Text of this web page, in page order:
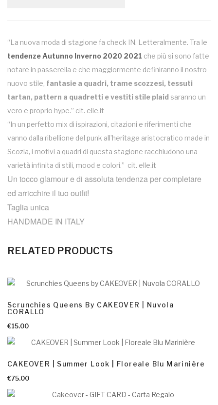
“La nuova moda di stagione fa check IN. Letteralmente. Tra le
tendenze Autunno Inverno 2020 2021 che più si sono fatte
notare in passerella e che maggiormente definiranno il nostro
nuovo stile, fantasie a quadri, trame scozzesi, tessuti
tartan, pattern a quadretti e vestiti stile plaid saranno un
vero e proprio hype.” cit. elle.it
“In un perfetto mix di ispirazioni, citazioni e riferimenti che
vanno dalla ribellione del punk all’heritage aristocratico made in
Scozia, i motivi a quadri di questa stagione racchiudono una
varietà infinita di stili, mood e colori.” cit. elle.it
Un tocco glamour e di assoluta tendenza per completare
ed arricchire il tuo outfit!
Taglia unica
HANDMADE IN ITALY
RELATED PRODUCTS
Scrunchies Queens By CAKEOVER | Nuvola
CORALLO
€15.00
CAKEOVER | Summer Look | Floreale Blu Marinière
€75.00
AGGIUNGI AL CARRELLO